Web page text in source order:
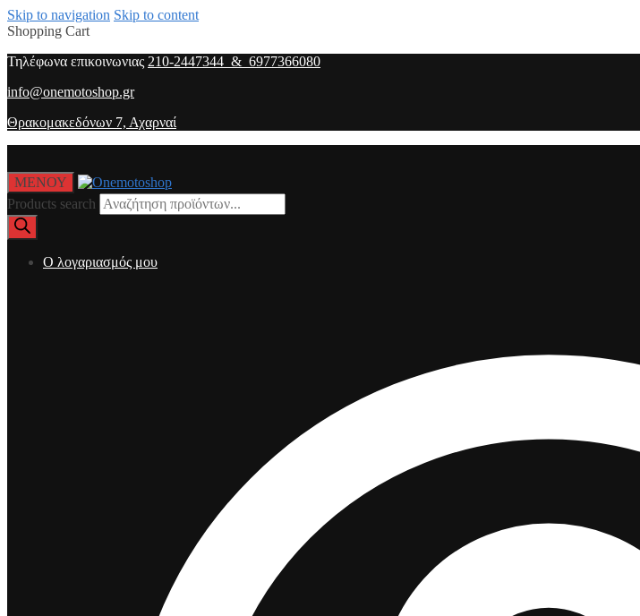
Skip to navigation Skip to content
Shopping Cart
Τηλέφωνα επικοινωνιας 210-2447344 & 6977366080
info@onemotoshop.gr
Θρακομακεδόνων 7, Αχαρναί
ΜΕΝΟΥ
Products search
O λογαριασμός μου